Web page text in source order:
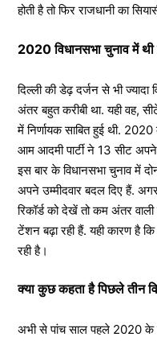
होती है तो फिर राजधानी का
2020 विधानसभा चुनाव में
दिल्ली की डेढ़ दर्जन से भी
अंतर बहुत करीबी था. यही वह,
में निर्णायक साबित हुई थी.
आम आदमी पार्टी ने 13 सीट अपने
इस बार के विधानसभा चुनाव में
अपने उम्मीदवार बदल दिए हैं.
रिकॉर्ड को देखें तो कम अंतर वाली
टेंशन बढ़ा रही हैं. यही कारण है कि
रही है।
क्या कुछ कहता है पिछले तीन
अभी से पांच साल पहले 2020 के